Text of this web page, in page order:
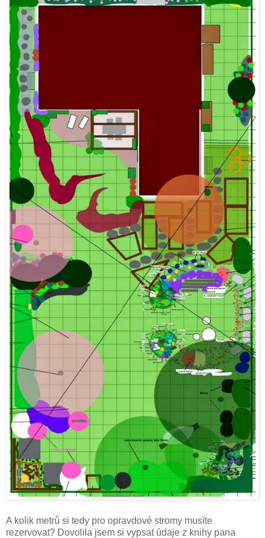
A kolik metrů si tedy pro opravdové stromy musíte
rezervovat? Dovolila jsem si vypsat údaje z knihy pana